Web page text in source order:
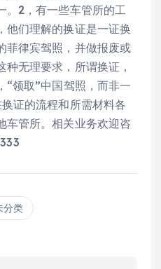
。2，有一些车管所的工
他们理解的换证是一证换
菲律宾驾照，并做报废或
无理要求，所谓换证，
“领取”中国驾照，而非一
证的流程和所需材料各
车管所。相关业务欢迎咨
分类